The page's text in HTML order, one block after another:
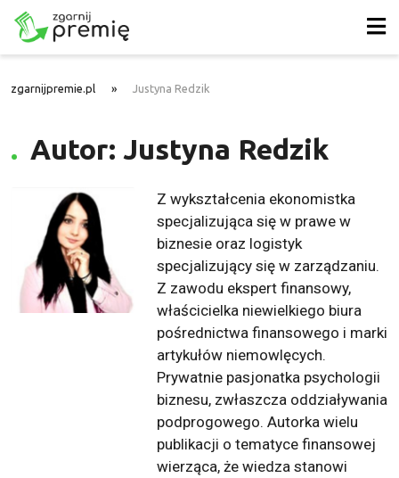
zgarnijpremie.pl » Justyna Redzik
Autor: Justyna Redzik
Z wykształcenia ekonomistka
specjalizująca się w prawe w
biznesie oraz logistyk
specjalizujący się w zarządzaniu.
Z zawodu ekspert finansowy,
właścicielka niewielkiego biura
pośrednictwa finansowego i marki
artykułów niemowlęcych.
Prywatnie pasjonatka psychologii
biznesu, zwłaszcza oddziaływania
podprogowego. Autorka wielu
publikacji o tematyce finansowej
wierząca, że wiedza stanowi